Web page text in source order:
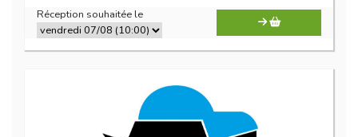
Réception souhaitée le